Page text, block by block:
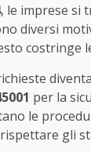
, le imprese si
diversi
costringe
per la
le
gli